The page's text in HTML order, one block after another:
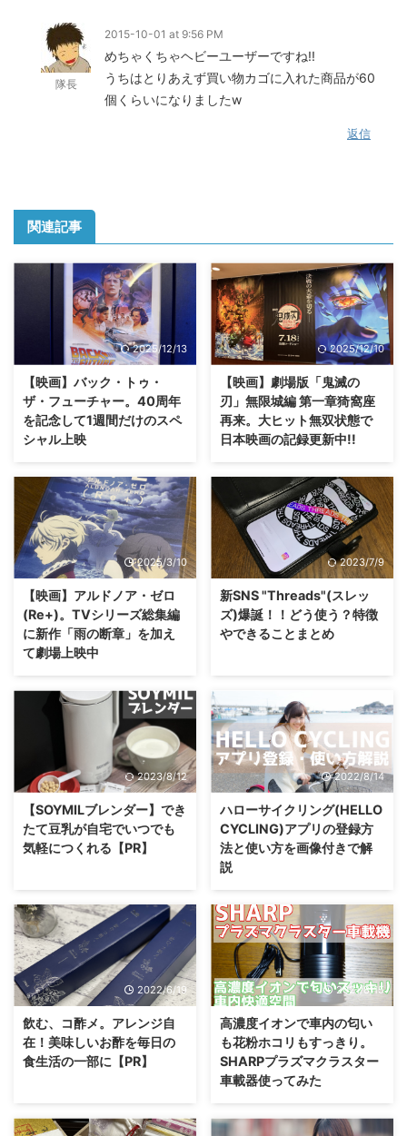
隊長
2015-10-01 at 9:56 PM
めちゃくちゃヘビーユーザーですね!!
うちはとりあえず買い物カゴに入れた商品が60
個くらいになりましたw
返信
関連記事
2025/12/13
【映画】バック・トゥ・
ザ・フューチャー。40周年
を記念して1週間だけのスペ
シャル上映
2025/12/10
【映画】劇場版「鬼滅の
刃」無限城編 第一章猗窩座
再来。大ヒット無双状態で
日本映画の記録更新中!!
2025/3/10
【映画】アルドノア・ゼロ
(Re+)。TVシリーズ総集編
に新作「雨の断章」を加え
て劇場上映中
2023/7/9
新SNS "Threads"(スレッ
ズ)爆誕！！どう使う？特徴
やできることまとめ
2023/8/12
【SOYMILブレンダー】でき
たて豆乳が自宅でいつでも
気軽につくれる【PR】
2022/8/14
ハローサイクリング(HELLO
CYCLING)アプリの登録方
法と使い方を画像付きで解
説
2022/6/19
飲む、コ酢メ。アレンジ自
在！美味しいお酢を毎日の
食生活の一部に【PR】
2021/8/15
高濃度イオンで車内の匂い
も花粉ホコリもすっきり。
SHARPプラズマクラスター
車載器使ってみた